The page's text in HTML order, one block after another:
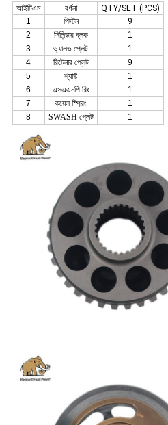
আইটিএম বর্ণনা
QTY/SET (PCS)
1
পিস্টন
9
2
সিলিন্ডার ব্লক
1
3
ভ্যালভ প্লেট
1
4
রিটেনার প্লেট
9
5
শ্যাফ্ট
1
6
এসএএনপি রিং
1
7
কয়েল স্প্রিং
1
8
SWASH প্লেট 1